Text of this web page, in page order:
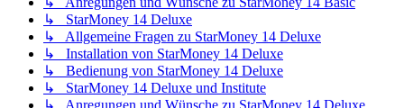
↳ StarMoney 14 Deluxe
↳ Allgemeine Fragen zu StarMoney 14 Deluxe
↳ Installation von StarMoney 14 Deluxe
↳ Bedienung von StarMoney 14 Deluxe
↳ StarMoney 14 Deluxe und Institute
↳ Anregungen und Wünsche zu StarMoney 14 Deluxe